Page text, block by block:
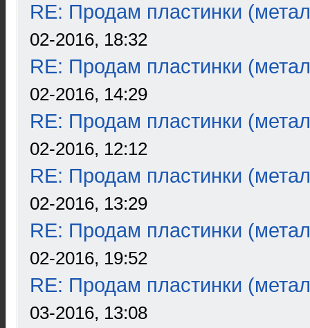
RE: Продам пластинки
02-2016, 18:32
RE: Продам пластинки
02-2016, 14:29
RE: Продам пластинки
02-2016, 12:12
RE: Продам пластинки
02-2016, 13:29
RE: Продам пластинки
02-2016, 19:52
RE: Продам пластинки
03-2016, 13:08